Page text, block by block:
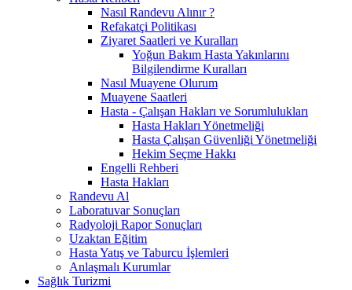
Nasıl Randevu Alınır ?
Refakatçi Politikası
Ziyaret Saatleri ve Kuralları
Yoğun Bakım Hasta Yakınlarını
Bilgilendirme Kuralları
Nasıl Muayene Olurum
Muayene Saatleri
Hasta - Çalışan Hakları ve Sorumlulukları
Hasta Hakları Yönetmeliği
Hasta Çalışan Güvenliği Yönetmeliği
Hekim Seçme Hakkı
Engelli Rehberi
Hasta Hakları
Randevu Al
Laboratuvar Sonuçları
Radyoloji Rapor Sonuçları
Uzaktan Eğitim
Hasta Yatış ve Taburcu İşlemleri
Anlaşmalı Kurumlar
Sağlık Turizmi